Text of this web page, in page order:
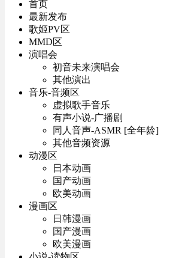
首页
最新发布
歌姬PV区
MMD区
演唱会
初音未来演唱会
其他演出
音乐-音频区
虚拟歌手音乐
有声小说-广播剧
同人音声-ASMR [全年龄]
其他音频资源
动漫区
日本动画
国产动画
欧美动画
漫画区
日韩漫画
国产漫画
欧美漫画